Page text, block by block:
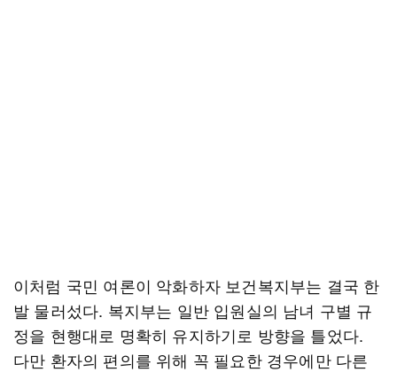
이처럼 국민 여론이 악화하자 보건복지부는 결국 한
발 물러섰다. 복지부는 일반 입원실의 남녀 구별 규
정을 현행대로 명확히 유지하기로 방향을 틀었다.
다만 환자의 편의를 위해 꼭 필요한 경우에만 다른